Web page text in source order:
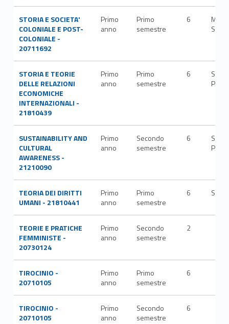
STORIA E SOCIETA'
COLONIALE E POST-
COLONIALE -
20711692
Primo
anno
Primo
semestre
6
M-
STORIA E TEORIE
DELLE RELAZIONI
ECONOMICHE
INTERNAZIONALI -
21810439
Primo
anno
Primo
semestre
6
SECS-
P/04
SUSTAINABILITY AND
CULTURAL
AWARENESS -
21210090
Primo
anno
Secondo
semestre
6
SECS-
P/08
TEORIA DEI DIRITTI
UMANI - 21810441
Primo
anno
Primo
semestre
6 SPS/
TEORIE E PRATICHE
FEMMINISTE -
20730124
Primo
anno
Secondo
semestre
2
TIROCINIO -
20710105
Primo
anno
Primo
semestre
6
TIROCINIO -
20710105
Primo
anno
Secondo
semestre
6